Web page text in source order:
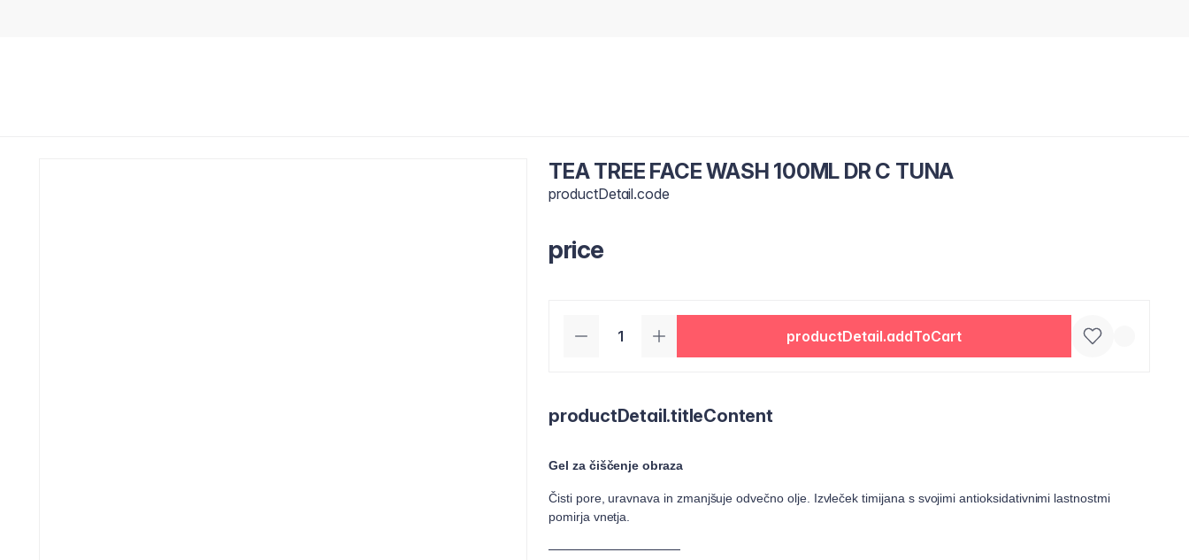
TEA TREE FACE WASH 100ML DR C TUNA
productDetail.code
price
productDetail.addToCart
productDetail.titleContent
Gel za čiščenje obraza
Čisti pore, uravnava in zmanjšuje odvečno olje. Izvleček timijana s svojimi antioksidativnimi lastnostmi
pomirja vnetja.
───────────────